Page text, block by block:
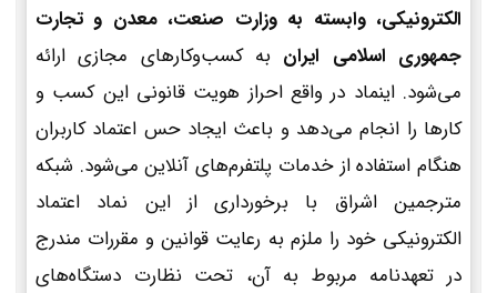
الکترونیکی، وابسته به وزارت صنعت، معدن و تجارت
جمهوری اسلامی ایران به کسب‌وکارهای مجازی ارائه
می‌شود. اینماد در واقع احراز هویت قانونی این کسب و
کارها را انجام می‌دهد و باعث ایجاد حس اعتماد کاربران
هنگام استفاده از خدمات پلتفرم‌های آنلاین می‌شود. شبکه
مترجمین اشراق با برخورداری از این نماد اعتماد
الکترونیکی خود را ملزم به رعایت قوانین و مقررات مندرج
در تعهدنامه مربوط به آن، تحت نظارت دستگاه‌های